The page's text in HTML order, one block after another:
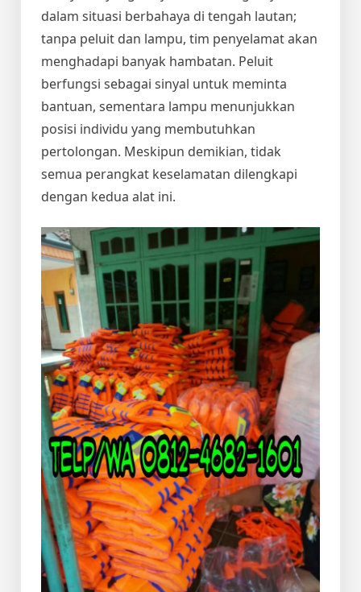
dalam situasi berbahaya di tengah lautan;
tanpa peluit dan lampu, tim penyelamat akan
menghadapi banyak hambatan. Peluit
berfungsi sebagai sinyal untuk meminta
bantuan, sementara lampu menunjukkan
posisi individu yang membutuhkan
pertolongan. Meskipun demikian, tidak
semua perangkat keselamatan dilengkapi
dengan kedua alat ini.